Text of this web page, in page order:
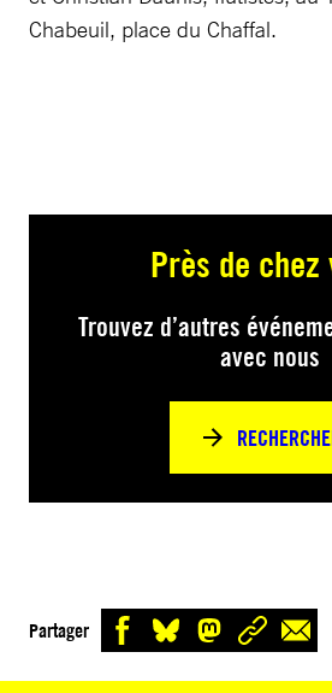
Chabeuil, place du Chaffal.
Près de chez
Trouvez d’autres
avec nous
Partager